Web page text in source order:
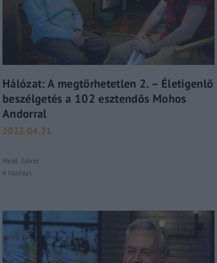
Hálózat: A megtörhetetlen 2. – Életigenlő
beszélgetés a 102 esztendős Mohos
Andorral
2022.04.21.
Mező Gábor
A Hálózat